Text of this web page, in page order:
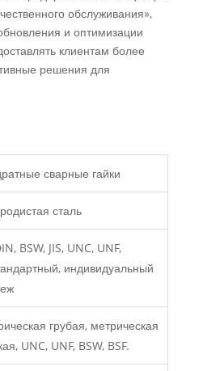
обслуживания»,
и оптимизации
клиентам более
решения для
сварные гайки
сталь
BSW, JIS, UNC, UNF,
индивидуальный
грубая, метрическая
UNC, UNF, BSW, BSF.